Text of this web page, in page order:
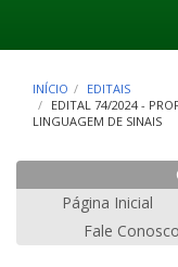
INÍCIO
EDITAIS
EDITAL 74/2024 -
LINGUAGEM DE SINAIS
Página Inicial
Fale Conosco